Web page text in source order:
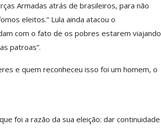
Armadas atrás de brasileiros, para não
eleitos.” Lula ainda atacou o
com o fato de os pobres estarem viajando
patroas”.
e quem reconheceu isso foi um homem, o
foi a razão da sua eleição: dar continuidade
Mais De Mil Procedimentos
Realizados No Primeiro
Semestre Mostram A
Importância…